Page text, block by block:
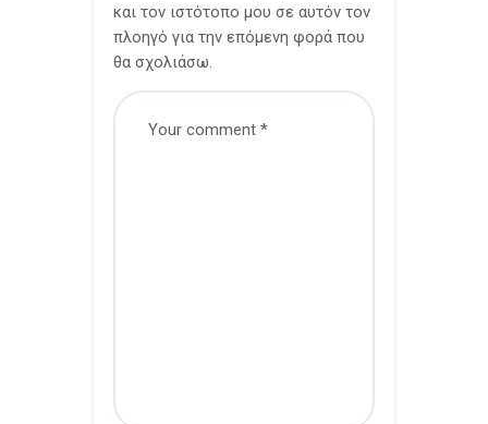
και τον ιστότοπο μου σε αυτόν τον
πλοηγό για την επόμενη φορά που
θα σχολιάσω.